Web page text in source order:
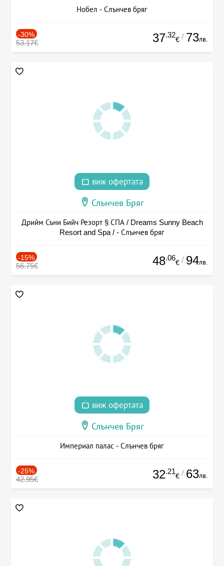
Нобел - Слънчев бряг
-30%
53.17€ 37.32
€ / 73лв.
виж офертата
Слънчев Бряг
Дрийм Съни Бийч Резорт § СПА / Dreams Sunny Beach
Resort and Spa / - Слънчев бряг
-15%
56.75€ 48.06
€ / 94лв.
виж офертата
Слънчев Бряг
Империал палас - Слънчев бряг
-25%
42.95€ 32.21
€ / 63лв.